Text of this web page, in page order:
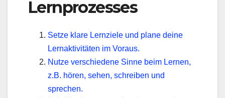
Lernprozesses
Setze klare Lernziele und plane deine
Lernaktivitäten im Voraus.
Nutze verschiedene Sinne beim Lernen,
z.B. hören, sehen, schreiben und
sprechen.